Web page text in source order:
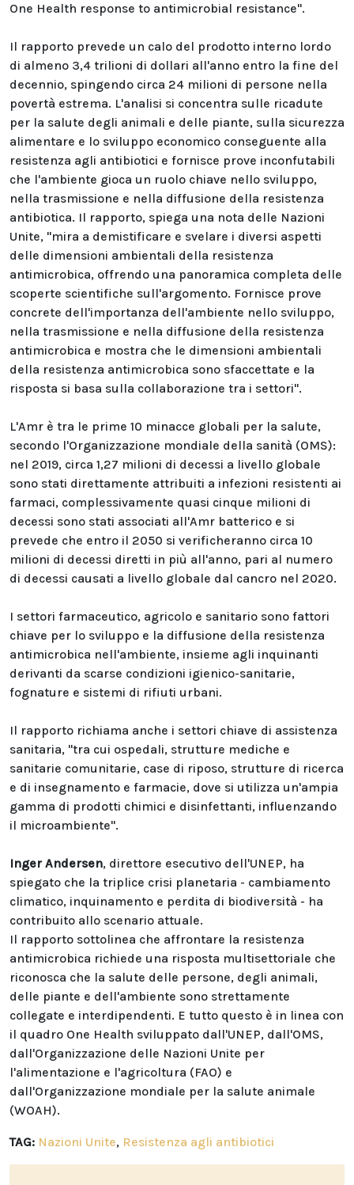
One Health response to antimicrobial resistance".
Il rapporto prevede un calo del prodotto interno lordo
di almeno 3,4 trilioni di dollari all'anno entro la fine del
decennio, spingendo circa 24 milioni di persone nella
povertà estrema. L'analisi si concentra sulle ricadute
per la salute degli animali e delle piante, sulla sicurezza
alimentare e lo sviluppo economico conseguente alla
resistenza agli antibiotici e fornisce prove inconfutabili
che l'ambiente gioca un ruolo chiave nello sviluppo,
nella trasmissione e nella diffusione della resistenza
antibiotica. Il rapporto, spiega una nota delle Nazioni
Unite, "mira a demistificare e svelare i diversi aspetti
delle dimensioni ambientali della resistenza
antimicrobica, offrendo una panoramica completa delle
scoperte scientifiche sull'argomento. Fornisce prove
concrete dell'importanza dell'ambiente nello sviluppo,
nella trasmissione e nella diffusione della resistenza
antimicrobica e mostra che le dimensioni ambientali
della resistenza antimicrobica sono sfaccettate e la
risposta si basa sulla collaborazione tra i settori".
L'Amr è tra le prime 10 minacce globali per la salute,
secondo l'Organizzazione mondiale della sanità (OMS):
nel 2019, circa 1,27 milioni di decessi a livello globale
sono stati direttamente attribuiti a infezioni resistenti ai
farmaci, complessivamente quasi cinque milioni di
decessi sono stati associati all'Amr batterico e si
prevede che entro il 2050 si verificheranno circa 10
milioni di decessi diretti in più all'anno, pari al numero
di decessi causati a livello globale dal cancro nel 2020.
I settori farmaceutico, agricolo e sanitario sono fattori
chiave per lo sviluppo e la diffusione della resistenza
antimicrobica nell'ambiente, insieme agli inquinanti
derivanti da scarse condizioni igienico-sanitarie,
fognature e sistemi di rifiuti urbani.
Il rapporto richiama anche i settori chiave di assistenza
sanitaria, "tra cui ospedali, strutture mediche e
sanitarie comunitarie, case di riposo, strutture di ricerca
e di insegnamento e farmacie, dove si utilizza un'ampia
gamma di prodotti chimici e disinfettanti, influenzando
il microambiente".
Inger Andersen, direttore esecutivo dell'UNEP, ha
spiegato che la triplice crisi planetaria - cambiamento
climatico, inquinamento e perdita di biodiversità - ha
contribuito allo scenario attuale.
Il rapporto sottolinea che affrontare la resistenza
antimicrobica richiede una risposta multisettoriale che
riconosca che la salute delle persone, degli animali,
delle piante e dell'ambiente sono strettamente
collegate e interdipendenti. E tutto questo è in linea con
il quadro One Health sviluppato dall'UNEP, dall'OMS,
dall'Organizzazione delle Nazioni Unite per
l'alimentazione e l'agricoltura (FAO) e
dall'Organizzazione mondiale per la salute animale
(WOAH).
TAG: Nazioni Unite, Resistenza agli antibiotici